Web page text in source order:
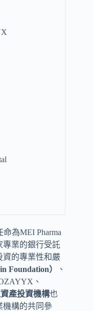
命為MEI Pharma
專業的銀行受託
資的專業性和嚴
Foundation）
、
、
產投資機構也
機構的共同參